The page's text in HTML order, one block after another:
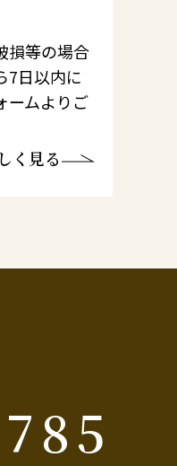
損等の場合
7日以内に
ームよりご
く見る